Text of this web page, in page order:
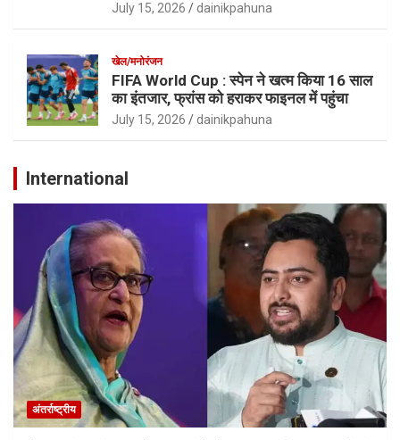
July 15, 2026 dainikpahuna
खेल/मनोरंजन
FIFA World Cup : स्पेन ने खत्म किया 16 साल
का इंतजार, फ्रांस को हराकर फाइनल में पहुंचा
July 15, 2026 dainikpahuna
International
अंतर्राष्ट्रीय